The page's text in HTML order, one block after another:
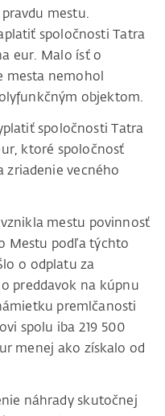
mestu.
spoločnosti Tatra
eur. Malo ísť o
mesta nemohol
objektom.
spoločnosti Tatra
ktoré spoločnosť
zriadenie vecného
mestu povinnosť
Mestu podľa týchto
o odplatu za
preddavok na kúpnu
premlčanosti
spolu iba 219 500
menej ako získalo od
náhrady skutočnej